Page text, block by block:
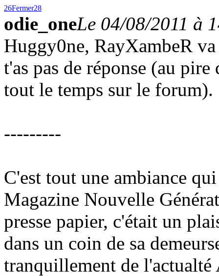
26Fermer28
odie_oneLe 04/08/2011 à
Huggy0ne, RayXambeR
t'as pas de réponse (au
tout le temps sur le forum).
---------
C'est tout une ambiance
Magazine Nouvelle
presse papier, c'était un
dans un coin de sa
tranquillement de